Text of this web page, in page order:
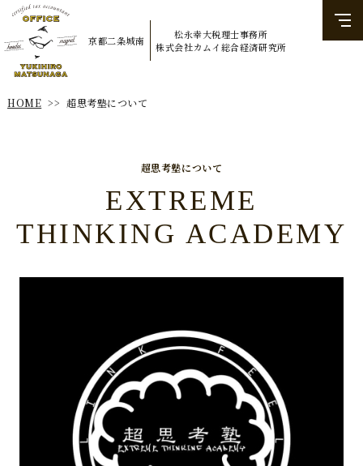
京都二条城南 松永幸大税理士事務所
​​​​​​​株式会社カムイ総合経済研究所
HOME >> 超思考塾について
超思考塾について
EXTREME
THINKING ACADEMY